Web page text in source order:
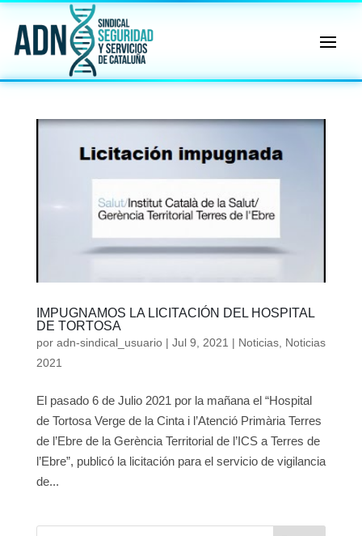
IMPUGNAMOS LA LICITACIÓN DEL HOSPITAL
DE TORTOSA
por adn-sindical_usuario| Jul 9, 2021 | Noticias, Noticias
2021
El pasado 6 de Julio 2021 por la mañana el “Hospital
de Tortosa Verge de la Cinta i l’Atenció Primària Terres
de l’Ebre de la Gerència Territorial de l’ICS a Terres de
l’Ebre”, publicó la licitación para el servicio de vigilancia
de...
✖
Sindical
ℹ️ Consulta General a Sede (Email)
🤖 Dudas Rápidas del Convenio (IA)
📊 Herramienta: Tabla Salarial PDF
✊ Trámite: Afiliarse al Sindicato
📍 Info: Horarios y Contacto Sede